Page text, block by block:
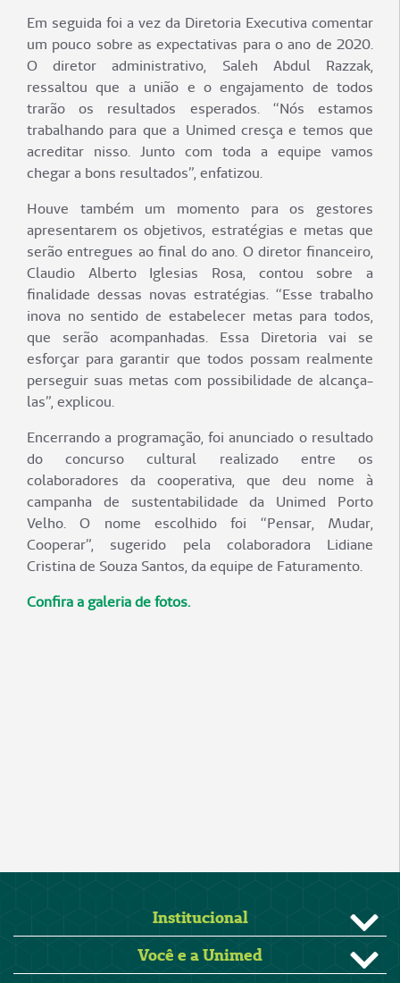
Em seguida foi a vez da Diretoria Executiva comentar
um pouco sobre as expectativas para o ano de 2020.
O diretor administrativo, Saleh Abdul Razzak,
ressaltou que a união e o engajamento de todos
trarão os resultados esperados. “Nós estamos
trabalhando para que a Unimed cresça e temos que
acreditar nisso. Junto com toda a equipe vamos
chegar a bons resultados”, enfatizou.
Houve também um momento para os gestores
apresentarem os objetivos, estratégias e metas que
serão entregues ao final do ano. O diretor financeiro,
Claudio Alberto Iglesias Rosa, contou sobre a
finalidade dessas novas estratégias. “Esse trabalho
inova no sentido de estabelecer metas para todos,
que serão acompanhadas. Essa Diretoria vai se
esforçar para garantir que todos possam realmente
perseguir suas metas com possibilidade de alcança-
las”, explicou.
Encerrando a programação, foi anunciado o resultado
do concurso cultural realizado entre os
colaboradores da cooperativa, que deu nome à
campanha de sustentabilidade da Unimed Porto
Velho. O nome escolhido foi “Pensar, Mudar,
Cooperar”, sugerido pela colaboradora Lidiane
Cristina de Souza Santos, da equipe de Faturamento.
Confira a galeria de fotos.
Institucional
Você e a Unimed